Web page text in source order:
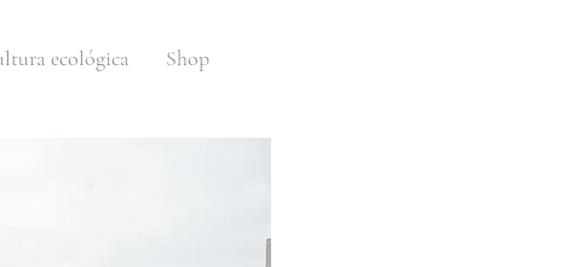
ecológica Shop